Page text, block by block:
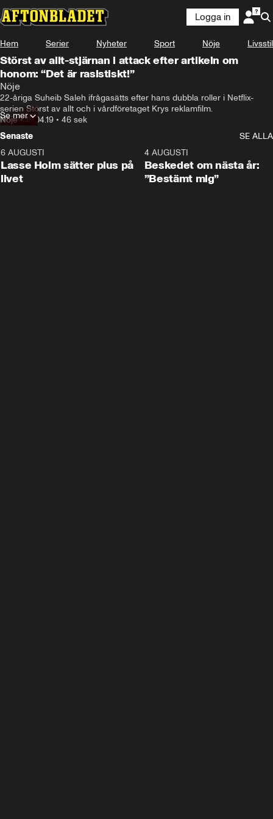
Logga in
Hem Serier Nyheter Sport Nöje Livsstil
Störst av allt-stjärnan i attack efter artikeln om
honom: “Det är rasistiskt!”
Nöje
22-åriga Suheib Saleh ifrågasätts efter hans dubbla roller i Netflix-
serien Störst av allt och i vårdföretaget Krys reklamfilm.
Nöje•18.04.19 • 46 sek
Se mer
Senaste
SE ALLA
6 AUGUSTI
Lasse Holm sätter plus på
livet
4 AUGUSTI
Beskedet om nästa år:
”Bestämt mig”